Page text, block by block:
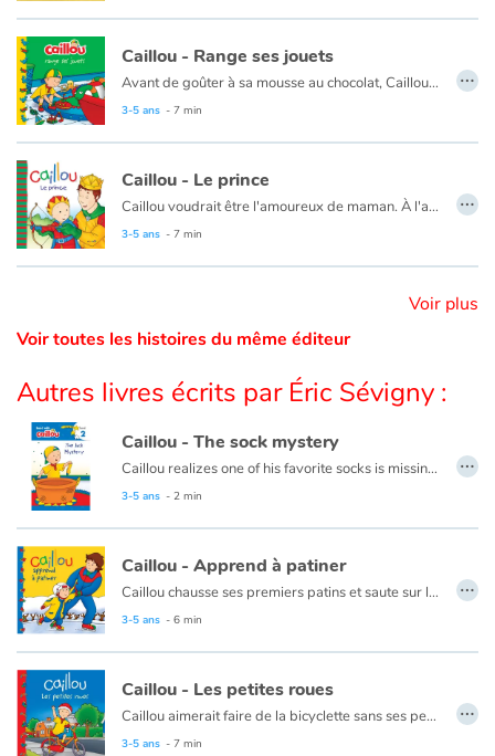
Sujets de société
Émotions et sentiments
Formats et illustrations
Catalogue anglais
Contraste +
Aide
Accueil
Famille
Écoles
Médiathèques
Vidéos & Tutoriaux
Blog
Actualités
Caillou - Range ses jouets
Avant de goûter à sa mousse au chocolat, Caillou doit ranger tous ses jouets. Heureusement, papa a une idée qui aidera Caillou à avoir un peu plus d'ordre.
Ce livre est aussi disponible en anglais :
3-5 ans - 7 min
…
Caillou - Le prince
Caillou voudrait être l'amoureux de maman. À l'aide d'une histoire, papa lui explique que c'est impossible.
Ce livre est aussi disponible en anglais :
3-5 ans - 7 min
…
Voir plus
Voir toutes les histoires du même éditeur
Autres livres écrits par Éric Sévigny :
Caillou - The sock mystery
Caillou realizes one of his favorite socks is missing. He decides to search the house.
This book is available in French:Caillou – Le mystère de la chaussette
3-5 ans - 2 min
…
Caillou - Apprend à patiner
Caillou chausse ses premiers patins et saute sur la glace. Après plusieurs chutes et bien des encouragements de la part de papa et maman, Caillou patine enfin !
Ce livre est aussi disponible en anglais :
3-5 ans - 6 min
…
Caillou - Les petites roues
Caillou aimerait faire de la bicyclette sans ses petites roues. Mais il réalise que cela n'est pas aussi facile qu'il le croyait !
Ce livre est aussi disponible en anglais :
3-5 ans - 7 min
…